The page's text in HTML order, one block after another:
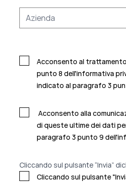
Acconsento al
punto 8 dell'informativa
indicato al paragrafo 3
Acconsento alla
di queste ultime dei dati
paragrafo 3 punto 9
Cliccando sul pulsante “Invia”
Cliccando sul pulsante